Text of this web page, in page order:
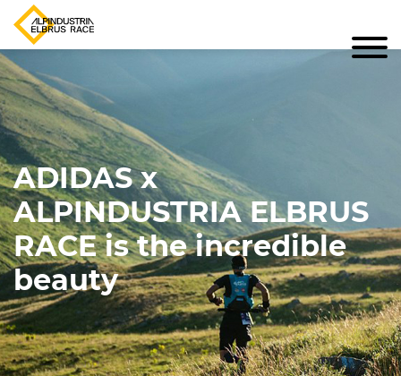
ADIDAS x
ALPINDUSTRIA ELBRUS
RACE is the incredible
beauty